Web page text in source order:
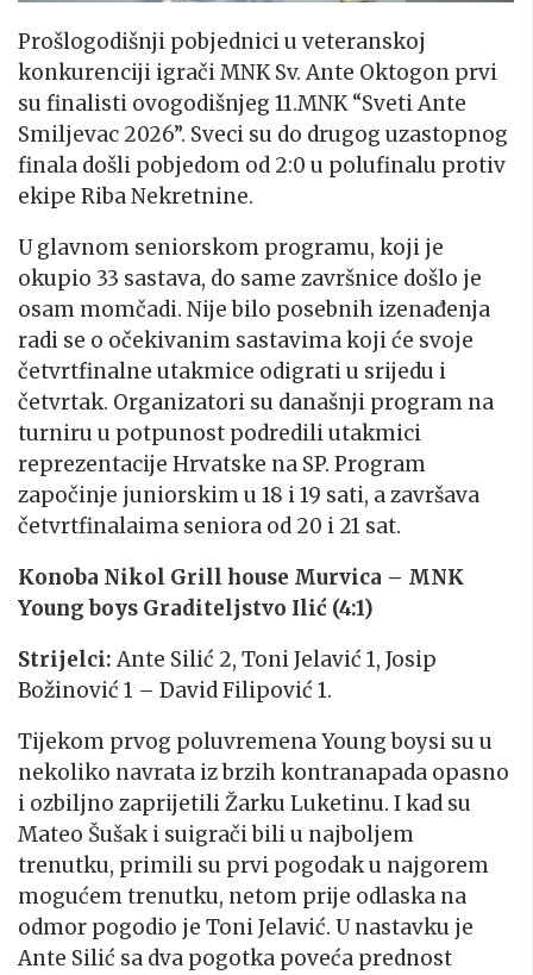
Prošlogodišnji pobjednici u veteranskoj
konkurenciji igrači MNK Sv. Ante Oktogon prvi
su finalisti ovogodišnjeg 11.MNK “Sveti Ante
Smiljevac 2026”. Sveci su do drugog uzastopnog
finala došli pobjedom od 2:0 u polufinalu protiv
ekipe Riba Nekretnine.
U glavnom seniorskom programu, koji je
okupio 33 sastava, do same završnice došlo je
osam momčadi. Nije bilo posebnih izenađenja
radi se o očekivanim sastavima koji će svoje
četvrtfinalne utakmice odigrati u srijedu i
četvrtak. Organizatori su današnji program na
turniru u potpunost podredili utakmici
reprezentacije Hrvatske na SP. Program
započinje juniorskim u 18 i 19 sati, a završava
četvrtfinalaima seniora od 20 i 21 sat.
Konoba Nikol Grill house Murvica – MNK
Young boys Graditeljstvo Ilić (4:1)
Strijelci: Ante Silić 2, Toni Jelavić 1, Josip
Božinović 1 – David Filipović 1.
Tijekom prvog poluvremena Young boysi su u
nekoliko navrata iz brzih kontranapada opasno
i ozbiljno zaprijetili Žarku Luketinu. I kad su
Mateo Šušak i suigrači bili u najboljem
trenutku, primili su prvi pogodak u najgorem
mogućem trenutku, netom prije odlaska na
odmor pogodio je Toni Jelavić. U nastavku je
Ante Silić sa dva pogotka poveća prednost